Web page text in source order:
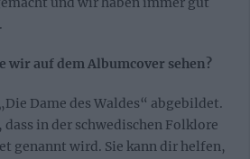
wir auf dem Albumcover sehen?
Dame des Waldes“ abgebildet.
dass in der schwedischen Folklore
genannt wird. Sie kann dir helfen,